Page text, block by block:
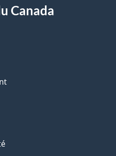
Canada